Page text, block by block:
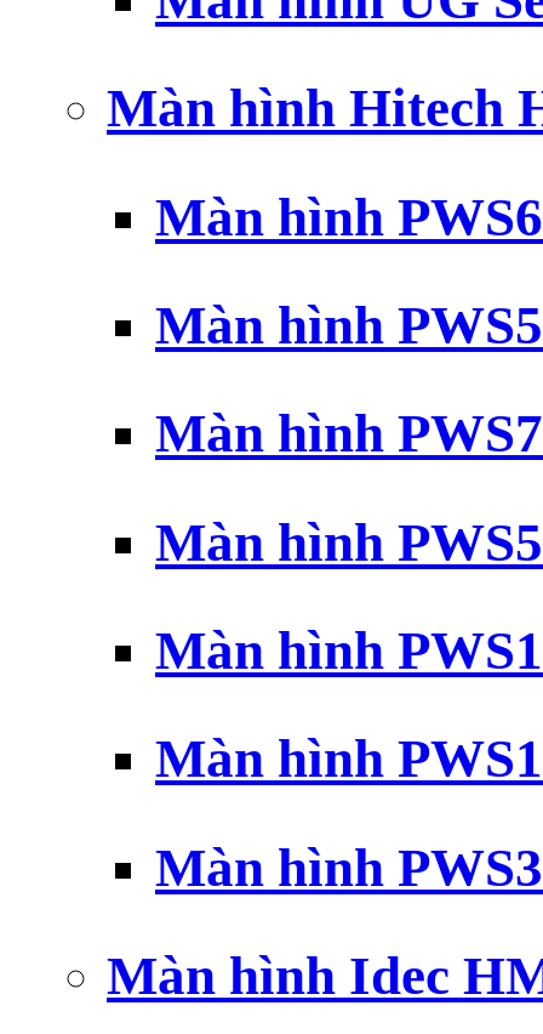
Màn hình Hitech
Màn hình
Màn hình
Màn hình
Màn hình
Màn hình
Màn hình
Màn hình
Màn hình Idec